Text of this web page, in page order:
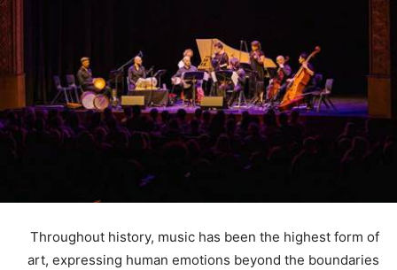
Throughout history, music has been the highest form of
art, expressing human emotions beyond the boundaries